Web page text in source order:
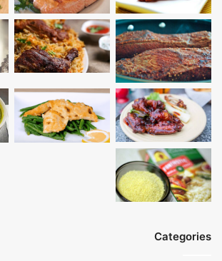
Categories